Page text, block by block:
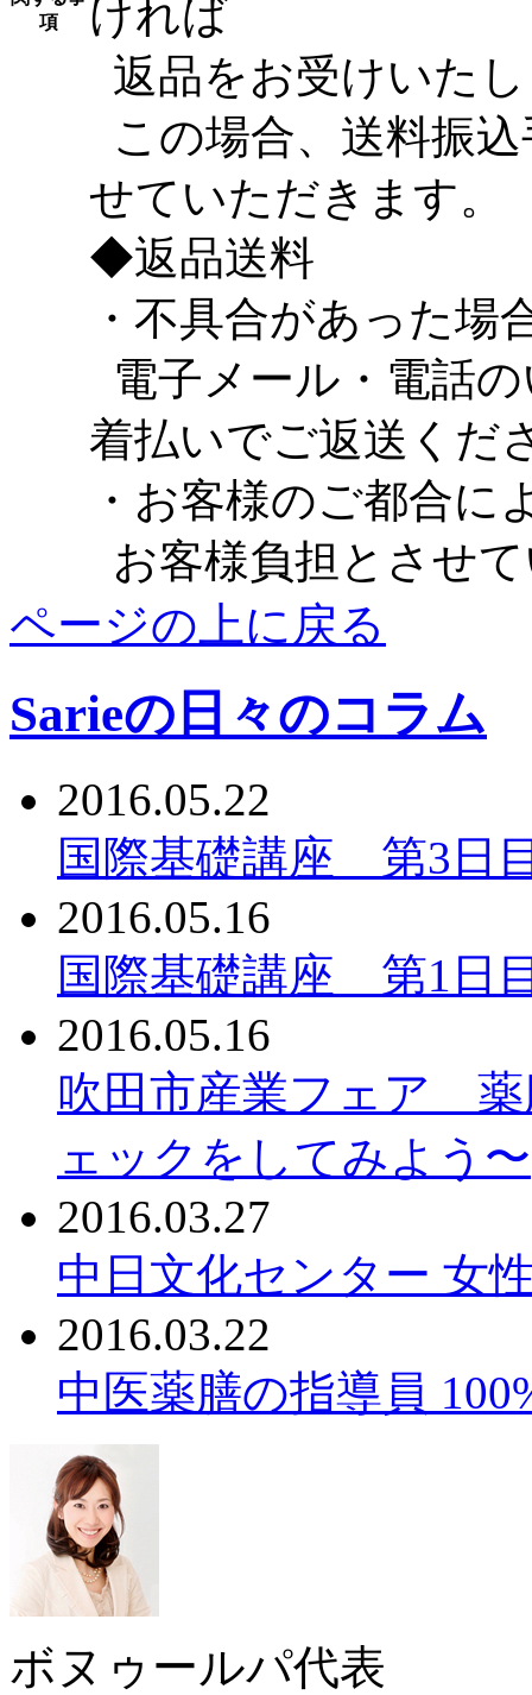
項
ければ
返品をお受けいた
この場合、送料振
せていただきます。
◆返品送料
・不具合があった場
電子メール・電話
着払いでご返送くだ
・お客様のご都合に
お客様負担とさせ
ページの上に戻る
Sarieの日々のコラム
2016.05.22
国際基礎講座 第3日
2016.05.16
国際基礎講座 第1日
2016.05.16
吹田市産業フェア 薬
ェックをしてみよう〜
2016.03.27
中日文化センター 女
2016.03.22
中医薬膳の指導員
ボヌゥールパ代表